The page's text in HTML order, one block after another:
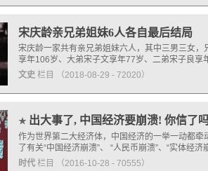
宋庆龄亲兄弟姐妹6人各自最后结局
宋庆龄一家共有亲兄弟姐妹六人，其中三男三女
享年106岁、大弟宋子文享年77岁、二弟宋子良
文史 栏目 （2018-08-29 - 72020）
★ 出大事了, 中国经济要崩溃! 你信了
作为世界第二大经济体，中国经济的一举一动都
了有关“中国经济崩溃”、 “人民币崩溃”、“实体经
时代 栏目 （2016-10-28 - 70555）